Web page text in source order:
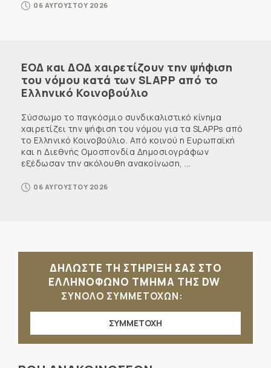
06 ΑΥΓΟΥΣΤΟΥ 2026
ΕΟΔ και ΔΟΔ χαιρετίζουν την ψήφιση
του νόμου κατά των SLAPP από το
Ελληνικό Κοινοβούλιο
Σύσσωμο το παγκόσμιο συνδικαλιστικό κίνημα
χαιρετίζει την ψήφιση του νόμου για τα SLAPPs από
το Ελληνικό Κοινοβούλιο. Από κοινού η Ευρωπαϊκή
και η Διεθνής Ομοσπονδία Δημοσιογράφων
εξέδωσαν την ακόλουθη ανακοίνωση, ...
06 ΑΥΓΟΥΣΤΟΥ 2026
ΔΗΛΩΣΤΕ ΤΗ ΣΤΗΡΙΞΗ ΣΑΣ ΣΤΟ
ΕΛΛΗΝΟΦΩΝΟ ΤΜΗΜΑ ΤΗΣ DW
ΣΥΝΟΛΟ ΣΥΜΜΕΤΟΧΩΝ:
ΣΥΜΜΕΤΟΧΗ